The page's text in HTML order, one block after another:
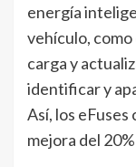
energía
vehículo,
carga y
identificar y
Así, los
mejora del